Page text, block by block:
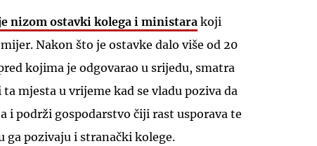
nizom ostavki kolega i ministara koji
Nakon što je ostavke dalo više od 20
kojima je odgovarao u srijedu, smatra
mjesta u vrijeme kad se vladu poziva da
i podrži gospodarstvo čiji rast usporava te
ga pozivaju i stranački kolege.